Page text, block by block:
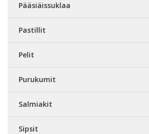
Pääsiäissuklaa
Pastillit
Pelit
Purukumit
Salmiakit
Sipsit